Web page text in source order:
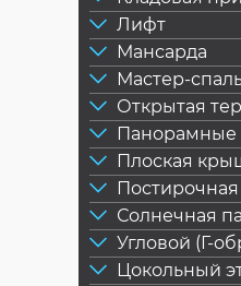
Лифт
Мансарда
Мастер-
Открытая
Панорамные
Плоская
Постирочная
Солнечная
Угловой (Г-
Цокольный